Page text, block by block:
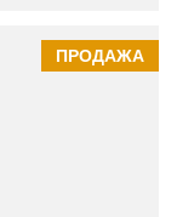
ПРОДАЖА